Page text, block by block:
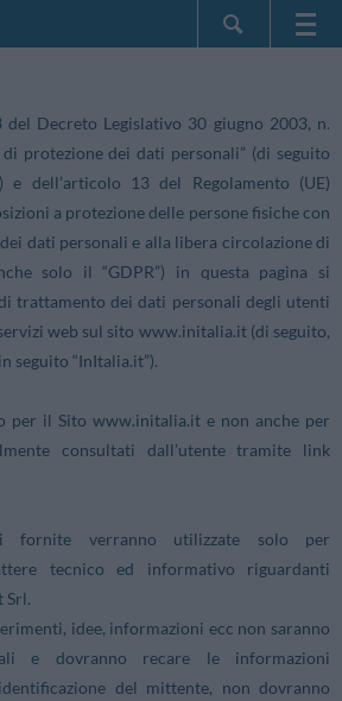
Lingua
Decreto Legislativo 30 giugno 2003, n.
protezione dei dati personali” (di seguito
e dell’articolo 13 del Regolamento (UE)
a protezione delle persone fisiche con
dati personali e alla libera circolazione di
solo il “GDPR”) in questa pagina si
trattamento dei dati personali degli utenti
web sul sito www.initalia.it (di seguito,
seguito “InItalia.it”).
per il Sito www.initalia.it e non anche per
consultati dall’utente tramite link
fornite verranno utilizzate solo per
tecnico ed informativo riguardanti
Srl.
idee, informazioni ecc non saranno
e dovranno recare le informazioni
del mittente, non dovranno